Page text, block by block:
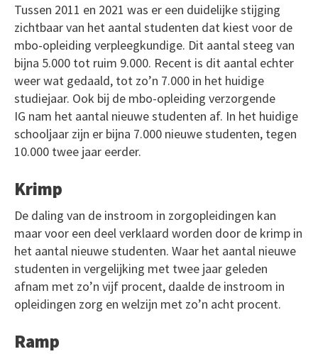
Tussen 2011 en 2021 was er een duidelijke stijging
zichtbaar van het aantal studenten dat kiest voor de
mbo-opleiding verpleegkundige. Dit aantal steeg van
bijna 5.000 tot ruim 9.000. Recent is dit aantal echter
weer wat gedaald, tot zo’n 7.000 in het huidige
studiejaar. Ook bij de mbo-opleiding verzorgende
IG nam het aantal nieuwe studenten af. In het huidige
schooljaar zijn er bijna 7.000 nieuwe studenten, tegen
10.000 twee jaar eerder.
Krimp
De daling van de instroom in zorgopleidingen kan
maar voor een deel verklaard worden door de krimp in
het aantal nieuwe studenten. Waar het aantal nieuwe
studenten in vergelijking met twee jaar geleden
afnam met zo’n vijf procent, daalde de instroom in
opleidingen zorg en welzijn met zo’n acht procent.
Ramp